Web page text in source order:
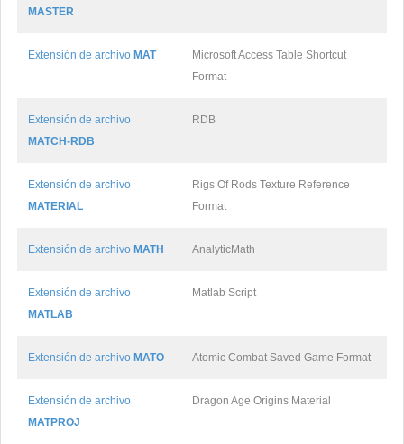
MASTER
Extensión de archivo MAT
Microsoft Access Table Shortcut
Format
Extensión de archivo
MATCH-RDB
RDB
Extensión de archivo
MATERIAL
Rigs Of Rods Texture Reference
Format
Extensión de archivo MATH AnalyticMath
Extensión de archivo
MATLAB
Matlab Script
Extensión de archivo MATO Atomic Combat Saved Game Format
Extensión de archivo
MATPROJ
Dragon Age Origins Material